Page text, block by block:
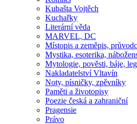
Kubašta Vojtěch
Kuchařky
Literární věda
MARVEL, DC
Místopis a zeměpis,
Mystika, esoterika,
Mytologie, pověsti, báje,
Nakladatelství Vltavín
Noty, písničky, zpěvníky
Paměti a životopisy
Poezie česká a zahraniční
Pragensie
Právo